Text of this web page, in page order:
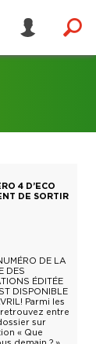
4 D’ECO
DE SORTIR
DE LA
DES
ÉDITÉE
DISPONIBLE
Parmi les
entre
sur
« Que